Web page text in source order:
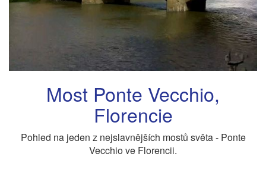
Most Ponte Vecchio,
Florencie
Pohled na jeden z nejslavnějších mostů světa - Ponte
Vecchio ve Florencii.